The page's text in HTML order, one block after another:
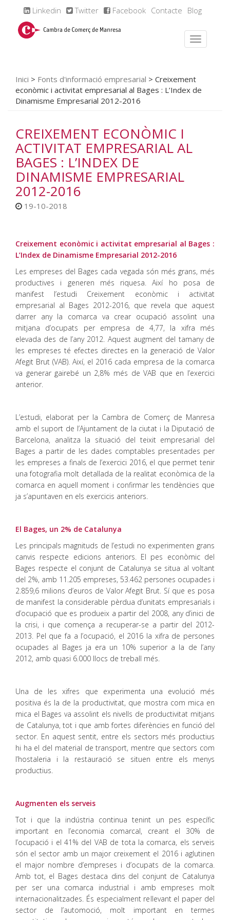
Linkedin Twitter Facebook Contacte Blog
Inici > Fonts d'informació empresarial > Creixement
econòmic i activitat empresarial al Bages : L’Index de
Dinamisme Empresarial 2012-2016
CREIXEMENT ECONÒMIC I
ACTIVITAT EMPRESARIAL AL
BAGES : L’INDEX DE
DINAMISME EMPRESARIAL
2012-2016
19-10-2018
Creixement econòmic i activitat empresarial al Bages :
L’Index de Dinamisme Empresarial 2012-2016
Les empreses del Bages cada vegada són més grans, més
productives i generen més riquesa. Així ho posa de
manifest l’estudi Creixement econòmic i activitat
empresarial al Bages 2012-2016, que revela que aquest
darrer any la comarca va crear ocupació assolint una
mitjana d’ocupats per empresa de 4,77, la xifra més
elevada des de l’any 2012. Aquest augment del tamany de
les empreses té efectes directes en la generació de Valor
Afegit Brut (VAB). Així, el 2016 cada empresa de la comarca
va generar gairebé un 2,8% més de VAB que en l’exercici
anterior.
L’estudi, elaborat per la Cambra de Comerç de Manresa
amb el suport de l’Ajuntament de la ciutat i la Diputació de
Barcelona, analitza la situació del teixit empresarial del
Bages a partir de les dades comptables presentades per
les empreses a finals de l’exercici 2016, el que permet tenir
una fotografia molt detallada de la realitat econòmica de la
comarca en aquell moment i confirmar les tendències que
ja s’apuntaven en els exercicis anteriors.
El Bages, un 2% de Catalunya
Les principals magnituds de l’estudi no experimenten grans
canvis respecte edicions anteriors. El pes econòmic del
Bages respecte el conjunt de Catalunya se situa al voltant
del 2%, amb 11.205 empreses, 53.462 persones ocupades i
2.859,6 milions d’euros de Valor Afegit Brut. Sí que es posa
de manifest la considerable pèrdua d’unitats empresarials i
d’ocupació que es produeix a partir del 2008, any d’inici de
la crisi, i que comença a recuperar-se a partir del 2012-
2013. Pel que fa a l’ocupació, el 2016 la xifra de persones
ocupades al Bages ja era un 10% superior a la de l’any
2012, amb quasi 6.000 llocs de treball més.
Una de les xifres que experimenta una evolució més
positiva és la de la productivitat, que mostra com mica en
mica el Bages va assolint els nivells de productivitat mitjans
de Catalunya, tot i que amb fortes diferències en funció del
sector. En aquest sentit, entre els sectors més productius
hi ha el del material de transport, mentre que sectors com
l’hostaleria i la restauració se situen entre els menys
productius.
Augmenten els serveis
Tot i que la indústria continua tenint un pes específic
important en l’economia comarcal, creant el 30% de
l’ocupació i el 41% del VAB de tota la comarca, els serveis
són el sector amb un major creixement el 2016 i aglutinen
el major nombre d’empreses i d’ocupats de la comarca.
Amb tot, el Bages destaca dins del conjunt de Catalunya
per ser una comarca industrial i amb empreses molt
internacionalitzades. És especialment rellevant el paper del
sector de l’automoció, molt important en termes